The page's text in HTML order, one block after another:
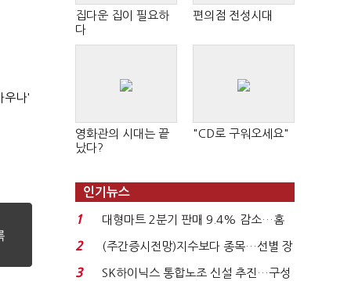
우나'
집다운 집이 필요하
다
편의점 전성시대
영화관의 시대는 끝
났다?
"CD로 구워오세요"
인기뉴스
1
대형마트 2분기 판매 9.4% 감소…홈
플러스 사태 여파...
2
(주간증시전망)지수보다 종목…선별 장
세 이어진다...
3
SK하이닉스 통합노조 신설 추진…구성